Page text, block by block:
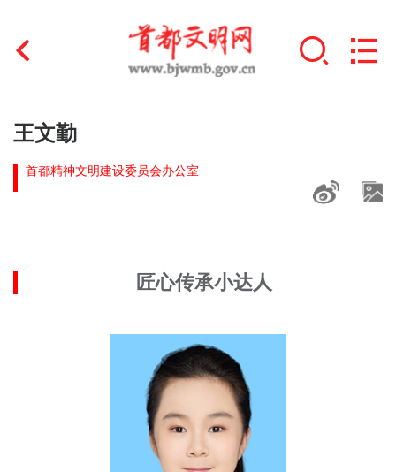
首页
文明创建
未成年人思想道德建设
北京宣传文化引导基金
王文勤
首都精神文明建设委员会办公室
匠心传承小达人